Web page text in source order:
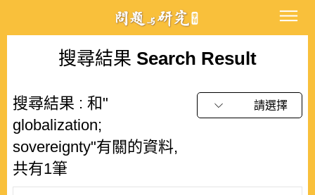
搜尋結果 Search Result
搜尋結果 : 和"
globalization;
sovereignty"有關的資料,
共有1筆
請選擇